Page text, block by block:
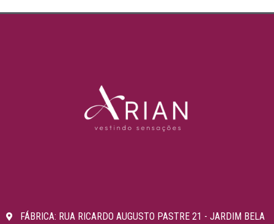
FÁBRICA: RUA RICARDO AUGUSTO PASTRE 21 - JARDIM BELA